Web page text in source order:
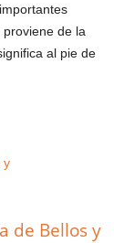
de la
al pie de
de Bellos y